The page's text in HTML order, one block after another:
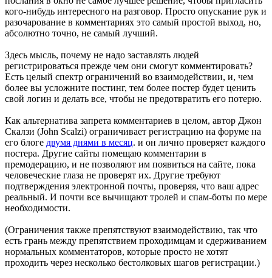
кого-нибудь интересного на разговор. Просто опускание рук и
разочарование в комментариях это самый простой выход, но,
абсолютно точно, не самый лучший.
Здесь мысль, почему не надо заставлять людей
регистрироваться прежде чем они смогут комментировать?
Есть целый спектр ограничений во взаимодействии, и, чем
более вы усложните постинг, тем более постер будет ценить
свой логин и делать все, чтобы не предотвратить его потерю.
Как альтернатива запрета комментариев в целом, автор Джон
Скалзи (John Scalzi) ограничивает регистрацию на форуме на
его блоге двумя днями в месяц. и он лично проверяет каждого
постера. Другие сайты помещаю комментарии в
премодерацию, и не позволяют им появиться на сайте, пока
человеческие глаза не проверят их. Другие требуют
подтверждения электронной почты, проверяя, что ваш адрес
реальный. И почти все вычищают тролей и спам-боты по мере
необходимости.
(Ограничения также препятствуют взаимодействию, так что
есть грань между препятствием проходимцам и сдерживанием
нормальных комментаторов, которые просто не хотят
проходить через несколько бестолковых шагов регистрации.)